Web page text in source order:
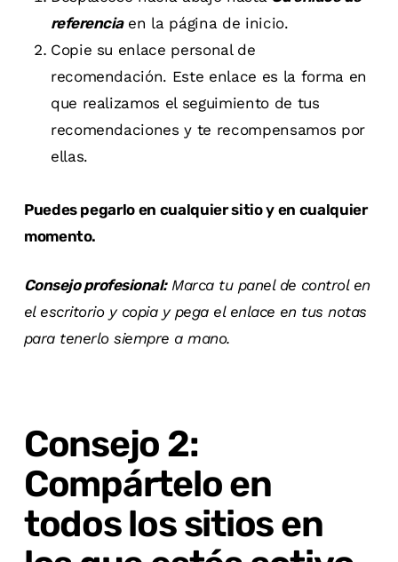
referenciaen la página de inicio.
Copie su enlace personal de
recomendación. Este enlace es la forma en
que realizamos el seguimiento de tus
recomendaciones y te recompensamos por
ellas.
Puedes pegarlo en cualquier sitio y en cualquier
momento.
Consejo profesional:Marca tu panel de control en
el escritorio y copia y pega el enlace en tus notas
para tenerlo siempre a mano.
Consejo 2:
Compártelo en
todos los sitios en